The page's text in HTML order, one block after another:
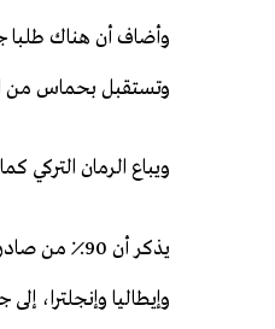
وأضاف أن هناك طلبا
وتستقبل بحماس من
ويباع الرمان التركي كما
يذكر أن 90٪
وإيطاليا وإنجلترا،